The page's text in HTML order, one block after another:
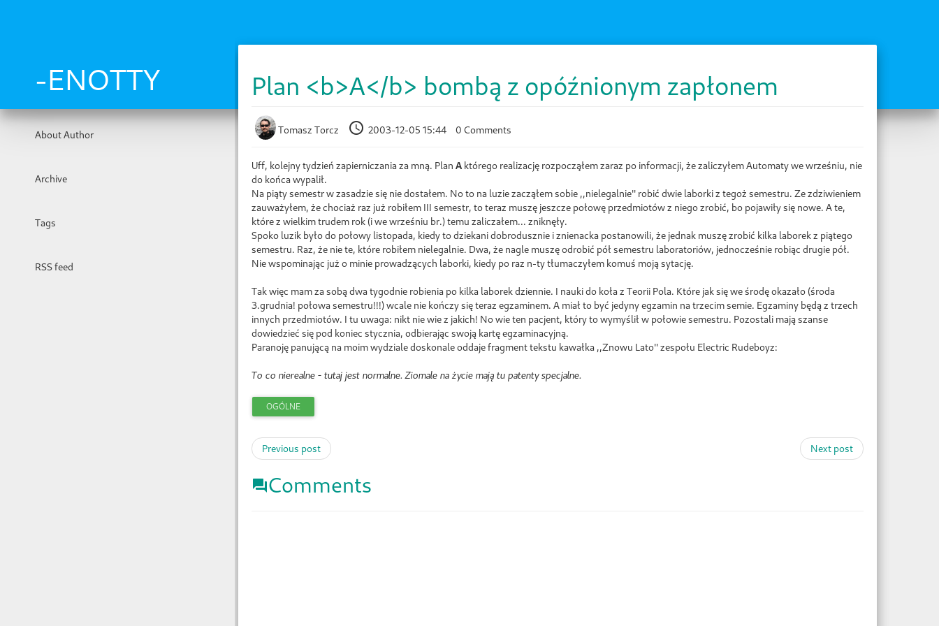
-ENOTTY
About Author
Archive
Tags
RSS feed
Plan <b>A</b> bombą z opóźnionym zapłonem
Tomasz Torcz 2003-12-05 15:44 0 Comments
Uff, kolejny tydzień zapierniczania za mną. Plan A którego realizację rozpocząłem zaraz po informacji, że zaliczyłem Automaty we wrześniu, nie
do końca wypalił.
Na piąty semestr w zasadzie się nie dostałem. No to na luzie zacząłem sobie ,,nielegalnie'' robić dwie laborki z tegoż semestru. Ze zdziwieniem
zauważyłem, że chociaż raz już robiłem III semestr, to teraz muszę jeszcze połowę przedmiotów z niego zrobić, bo pojawiły się nowe. A te,
które z wielkim trudem rok (i we wrześniu br.) temu zaliczałem... zniknęły.
Spoko luzik było do połowy listopada, kiedy to dziekani dobrodusznie i znienacka postanowili, że jednak muszę zrobić kilka laborek z piątego
semestru. Raz, że nie te, które robiłem nielegalnie. Dwa, że nagle muszę odrobić pół semestru laboratoriów, jednocześnie robiąc drugie pół.
Nie wspominając już o minie prowadzących laborki, kiedy po raz n-ty tłumaczyłem komuś moją sytację.
Tak więc mam za sobą dwa tygodnie robienia po kilka laborek dziennie. I nauki do koła z Teorii Pola. Które jak się we środę okazało (środa
3.grudnia! połowa semestru!!!) wcale nie kończy się teraz egzaminem. A miał to być jedyny egzamin na trzecim semie. Egzaminy będą z trzech
innych przedmiotów. I tu uwaga: nikt nie wie z jakich! No wie ten pacjent, który to wymyślił w połowie semestru. Pozostali mają szanse
dowiedzieć się pod koniec stycznia, odbierając swoją kartę egzaminacyjną.
Paranoję panującą na moim wydziale doskonale oddaje fragment tekstu kawałka ,,Znowu Lato'' zespołu Electric Rudeboyz:
To co nierealne - tutaj jest normalne. Ziomale na życie mają tu patenty specjalne.
OGÓLNE
Previous post Next post
Comments